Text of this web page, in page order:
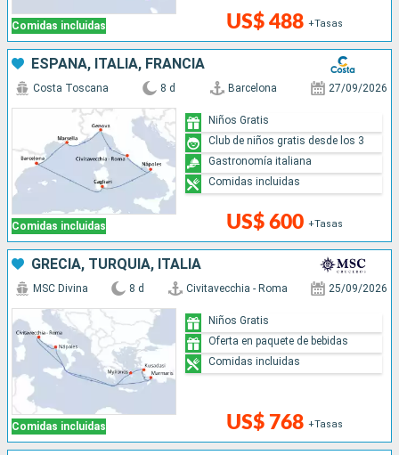
Comidas incluidas US$ 488 +Tasas
ESPAÑA, ITALIA, FRANCIA
Comidas incluidas
Costa Toscana 8 d Barcelona 27/09/2026
US$ 600 +Tasas
Niños Gratis
Club de niños gratis desde los 3
Gastronomía italiana
Comidas incluidas
GRECIA, TURQUÍA, ITALIA
Comidas incluidas
MSC Divina 8 d Civitavecchia - Roma 25/09/2026
US$ 768 +Tasas
Niños Gratis
Oferta en paquete de bebidas
Comidas incluidas